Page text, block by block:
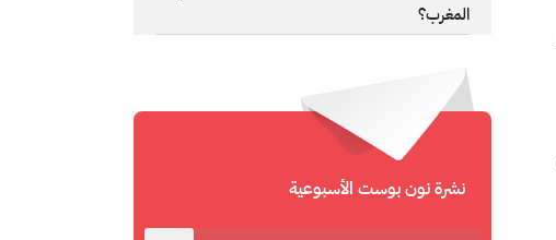
المغرب؟
نشرة نون بوست الأسبوعية